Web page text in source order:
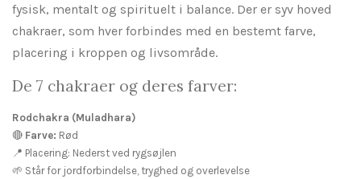
fysisk, mentalt og spirituelt i balance. Der er syv hoved
chakraer, som hver forbindes med en bestemt farve,
placering i kroppen og livsområde.
De 7 chakraer og deres farver:
Rodchakra (Muladhara)
🔴 Farve: Rød
📍 Placering: Nederst ved rygsøjlen
🌱 Står for jordforbindelse, tryghed og overlevelse